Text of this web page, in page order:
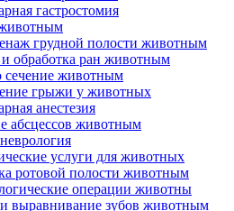
гастростомия
грудной полости животным
обработка ран животным
сечение животным
грыжи у животных
анестезия
абсцессов животным
услуги для животных
ротовой полости животным
операции животны
выравнивание зубов животным